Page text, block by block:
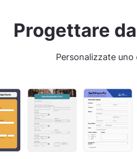
Progettare
Personalizzate